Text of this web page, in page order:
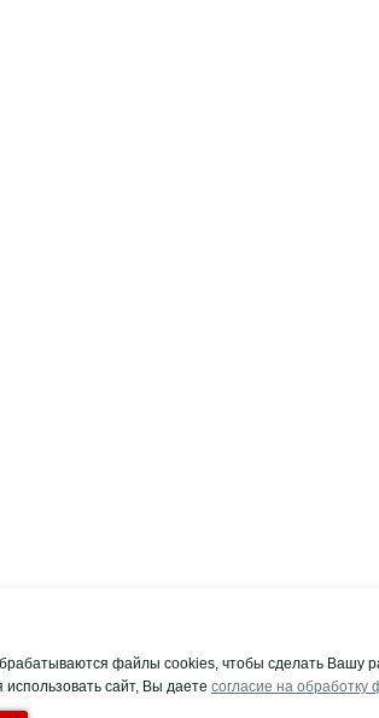
файлы cookies, чтобы сделать Вашу
сайт, Вы даете согласие на обработку